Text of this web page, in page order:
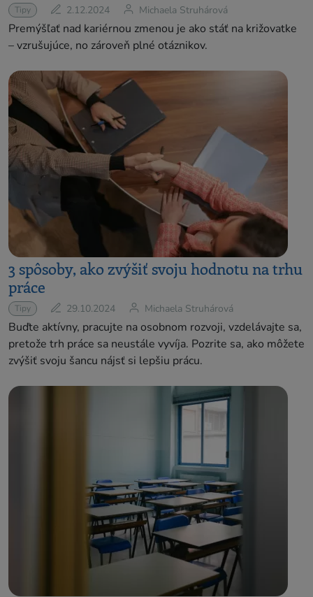
Tipy 2.12.2024 Michaela Struhárová
Premýšľať nad kariérnou zmenou je ako stáť na križovatke
– vzrušujúce, no zároveň plné otáznikov.
3 spôsoby, ako zvýšiť svoju hodnotu na trhu
práce
Tipy 29.10.2024 Michaela Struhárová
Buďte aktívny, pracujte na osobnom rozvoji, vzdelávajte sa,
pretože trh práce sa neustále vyvíja. Pozrite sa, ako môžete
zvýšiť svoju šancu nájsť si lepšiu prácu.